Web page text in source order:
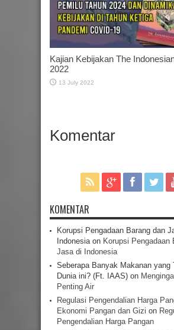
Kajian Kebijakan The
2022
13 July 2022
Komentar
KOMENTAR
Korupsi Pengadaan Barang dan
Indonesiaon Korupsi Pengadaan
Jasa di Indonesia
Seberapa Banyak Makanan yang
Dunia ini? (Ft. IAAS) on
Penting Air
Regulasi Pengendalian Harga
Ekonomi Pangan dan Gizi on
Pengendalian Harga Pangan